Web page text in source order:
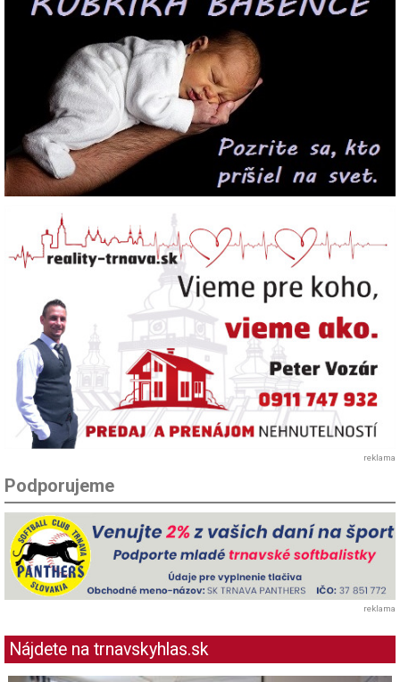
reklama
Podporujeme
reklama
Nájdete na trnavskyhlas.sk